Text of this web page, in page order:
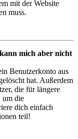
mit der Website
muss.
mich aber nicht
Benutzerkonto aus
hat. Außerdem
die für längere
um die
dich einfach
teil!